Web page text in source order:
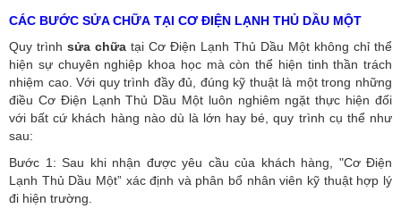
CÁC BƯỚC SỬA CHỮA TẠI CƠ ĐIỆN LẠNH THỦ DẦU MỘT
Quy trình sửa chữa tại Cơ Điện Lạnh Thủ Dầu Một không chỉ thể
hiện sự chuyên nghiệp khoa học mà còn thể hiện tinh thần trách
nhiệm cao. Với quy trình đầy đủ, đúng kỹ thuật là một trong những
điều Cơ Điện Lạnh Thủ Dầu Một luôn nghiêm ngặt thực hiện đối
với bất cứ khách hàng nào dù là lớn hay bé, quy trình cụ thể như
sau:
Bước 1: Sau khi nhận được yêu cầu của khách hàng, "Cơ Điện
Lạnh Thủ Dầu Một” xác định và phân bổ nhân viên kỹ thuật hợp lý
đi hiện trường.